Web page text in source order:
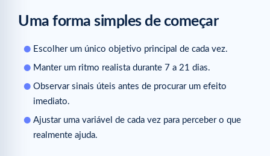
Uma forma simples de começar
Escolher um único objetivo principal de cada vez.
Manter um ritmo realista durante 7 a 21 dias.
Observar sinais úteis antes de procurar um efeito
imediato.
Ajustar uma variável de cada vez para perceber o que
realmente ajuda.